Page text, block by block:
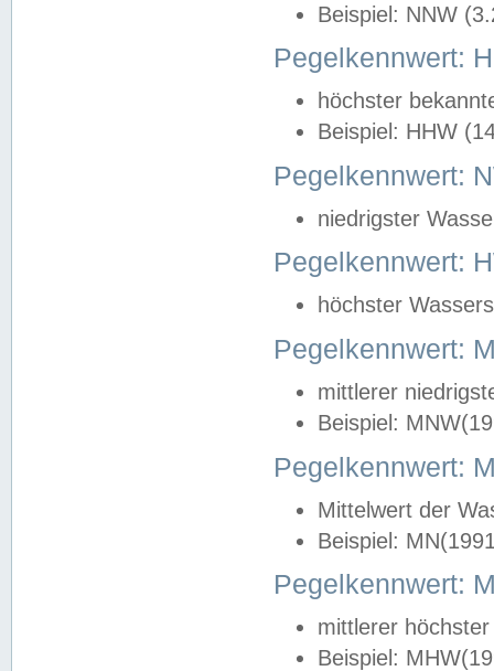
Beispiel: NNW
Pegelkennwert:
höchster
Beispiel: HHW
Pegelkennwert:
niedrigster
Pegelkennwert:
höchster
Pegelkennwert:
mittlerer
Beispiel:
Pegelkennwert:
Mittelwert der
Beispiel:
Pegelkennwert:
mittlerer
Beispiel: